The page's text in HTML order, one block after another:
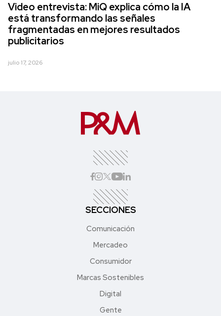
Video entrevista: MiQ explica cómo la IA
está transformando las señales
fragmentadas en mejores resultados
publicitarios
julio 17, 2026
SECCIONES
Comunicación
Mercadeo
Consumidor
Marcas Sostenibles
Digital
Gente